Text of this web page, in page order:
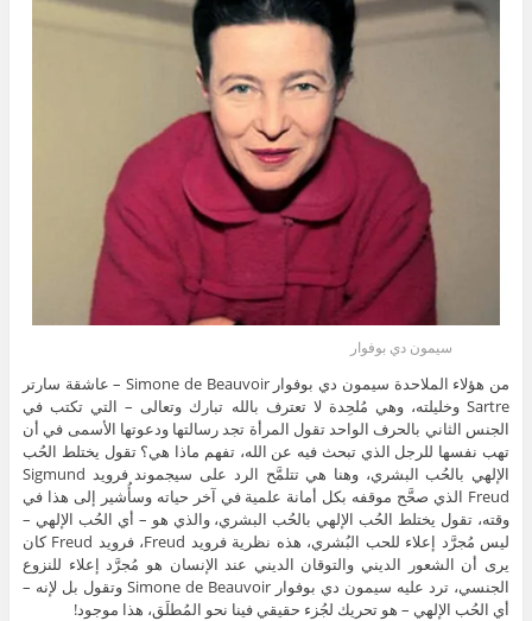
سيمون دي بوفوار
من هؤلاء الملاحدة سيمون دي بوفوار Simone de Beauvoir – عاشقة سارتر
Sartre وخليلته، وهي مُلحِدة لا تعترف بالله تبارك وتعالى – التي تكتب في
الجنس الثاني بالحرف الواحد تقول المرأة تجد رسالتها ودعوتها الأسمى في أن
تهب نفسها للرجل الذي تبحث فيه عن الله، تفهم ماذا هي؟ تقول يختلط الحُب
الإلهي بالحُب البشري، وهنا هي تتلمَّح الرد على سيجموند فرويد Sigmund
Freud الذي صحَّح موقفه بكل أمانة علمية في آخر حياته وسأُشير إلى هذا في
وقته، تقول يختلط الحُب الإلهي بالحُب البشري، والذي هو – أي الحُب الإلهي –
ليس مُجرَّد إعلاء للحب البُشري، هذه نظرية فرويد Freud، فرويد Freud كان
يرى أن الشعور الديني والتوقان الديني عند الإنسان هو مُجرَّد إعلاء للنزوع
الجنسي، ترد عليه سيمون دي بوفوار Simone de Beauvoir وتقول بل لإنه –
أي الحُب الإلهي – هو تحريك لجُزء حقيقي فينا نحو المُطلَق، هذا موجود!